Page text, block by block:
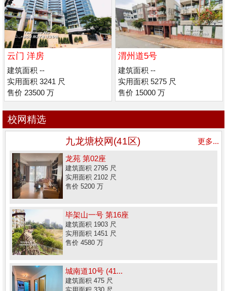
云门 洋房
建筑面积 --
实用面积 3241 尺
售价 23500 万
渭州道5号
建筑面积 --
实用面积 5275 尺
售价 15000 万
校网精选
九龙塘校网(41区)
更多...
龙苑 第02座
建筑面积 2795 尺
实用面积 2102 尺
售价 5200 万
毕架山一号 第16座
建筑面积 1903 尺
实用面积 1451 尺
售价 4580 万
城南道10号 (41...
建筑面积 475 尺